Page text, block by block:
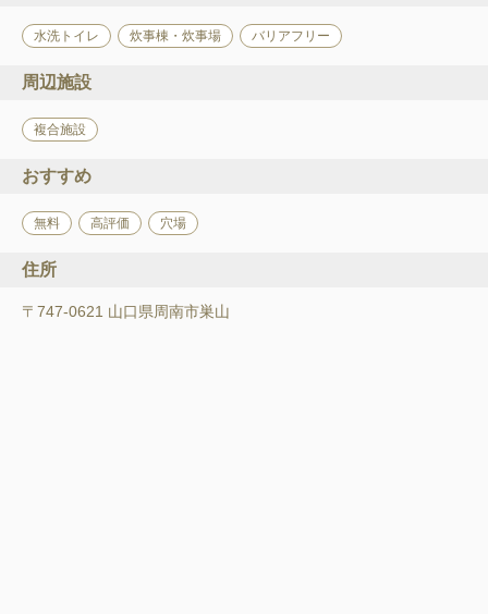
水洗トイレ 炊事棟・炊事場 バリアフリー
周辺施設
複合施設
おすすめ
無料 高評価 穴場
住所
〒747-0621 山口県周南市巣山